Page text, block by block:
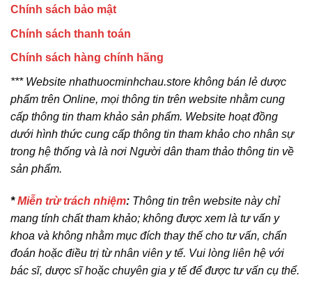
Chính sách bảo mật
Chính sách thanh toán
Chính sách hàng chính hãng
*** Website nhathuocminhchau.store không bán lẻ dược
phẩm trên Online, mọi thông tin trên website nhằm cung
cấp thông tin tham khảo sản phẩm. Website hoạt đồng
dưới hình thức cung cấp thông tin tham khảo cho nhân sự
trong hệ thống và là nơi Người dân tham thảo thông tin về
sản phẩm.
*Miễn trừ trách nhiệm: Thông tin trên website này chỉ
mang tính chất tham khảo; không được xem là tư vấn y
khoa và không nhằm mục đích thay thế cho tư vấn, chẩn
đoán hoặc điều trị từ nhân viên y tế. Vui lòng liên hệ với
bác sĩ, dược sĩ hoặc chuyên gia y tế để được tư vấn cụ thể.